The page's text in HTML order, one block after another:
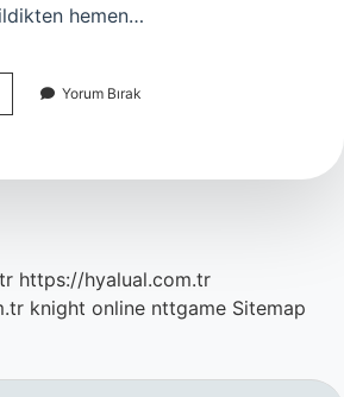
hemen…
Yorum Bırak
https://hyalual.com.tr
knight online nttgame Sitemap